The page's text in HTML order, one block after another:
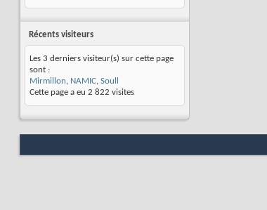
Récents visiteurs
Les 3 derniers visiteur(s) sur cette page
sont :
Mirmillon, NAMIC, Soull
Cette page a eu 2 822 visites